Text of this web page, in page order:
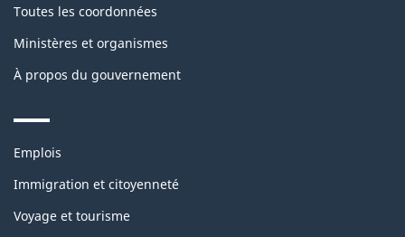
Toutes les coordonnées
Ministères et organismes
À propos du gouvernement
Themes
topics
Emplois
Immigration et citoyenneté
Voyage et tourisme